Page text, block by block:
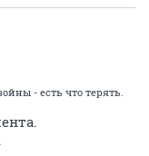
- есть что терять.